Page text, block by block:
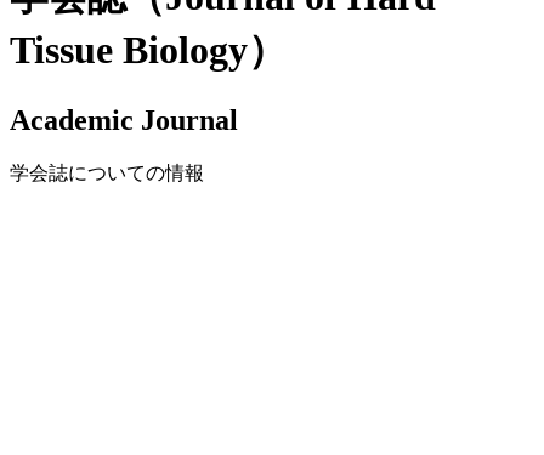
Tissue Biology）
Academic Journal
学会誌についての情報